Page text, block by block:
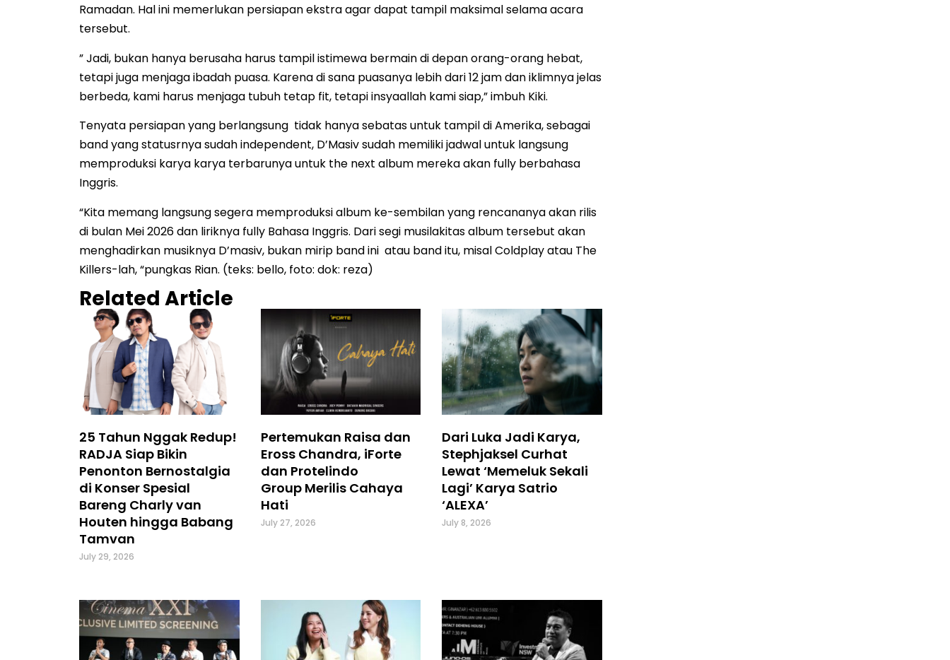
Ramadan. Hal ini memerlukan persiapan ekstra agar dapat tampil maksimal selama acara
tersebut.
” Jadi, bukan hanya berusaha harus tampil istimewa bermain di depan orang-orang hebat,
tetapi juga menjaga ibadah puasa. Karena di sana puasanya lebih dari 12 jam dan iklimnya jelas
berbeda, kami harus menjaga tubuh tetap fit, tetapi insyaallah kami siap,” imbuh Kiki.
Tenyata persiapan yang berlangsung tidak hanya sebatas untuk tampil di Amerika, sebagai
band yang statusrnya sudah independent, D’Masiv sudah memiliki jadwal untuk langsung
memproduksi karya karya terbarunya untuk the next album mereka akan fully berbahasa
Inggris.
“Kita memang langsung segera memproduksi album ke-sembilan yang rencananya akan rilis
di bulan Mei 2026 dan liriknya fully Bahasa Inggris. Dari segi musilakitas album tersebut akan
menghadirkan musiknya D’masiv, bukan mirip band ini atau band itu, misal Coldplay atau The
Killers-lah, “pungkas Rian. (teks: bello, foto: dok: reza)
Related Article
25 Tahun Nggak Redup!
RADJA Siap Bikin
Penonton Bernostalgia
di Konser Spesial
Bareng Charly van
Houten hingga Babang
Tamvan
July 29, 2026
Pertemukan Raisa dan
Eross Chandra, iForte
dan Protelindo
Group Merilis Cahaya
Hati
July 27, 2026
Dari Luka Jadi Karya,
Stephjaksel Curhat
Lewat ‘Memeluk Sekali
Lagi’ Karya Satrio
‘ALEXA’
July 8, 2026